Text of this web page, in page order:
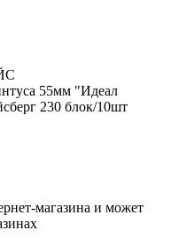
55мм "Идеал
230 блок/10шт
магазина и может